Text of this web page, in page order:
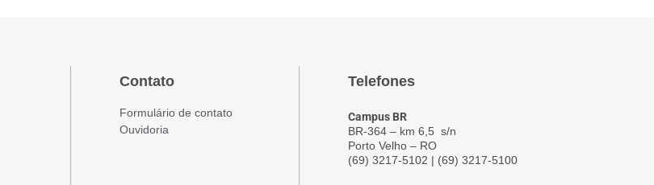
Contato
Formulário de contato
Ouvidoria
Telefones
Campus BR
BR-364 – km 6,5 s/n
Porto Velho – RO
(69) 3217-5102 | (69) 3217-5100